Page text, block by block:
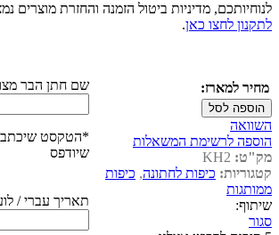
לנוחיותכם, מדיניות ביטול הזמנה והחזרת מוצרים
לתקנון לחצו כאן.
שם חתן הבר
*הטקסט
שיודפס
תאריך עברי /
מחיר למארז:
הוספה לסל
השוואה
הוספה לרשימת המשאלות
מק"ט: KH2
קטגוריות: כיפות לחתונה, כיפות
ממותגות
שיתוף:
סגור